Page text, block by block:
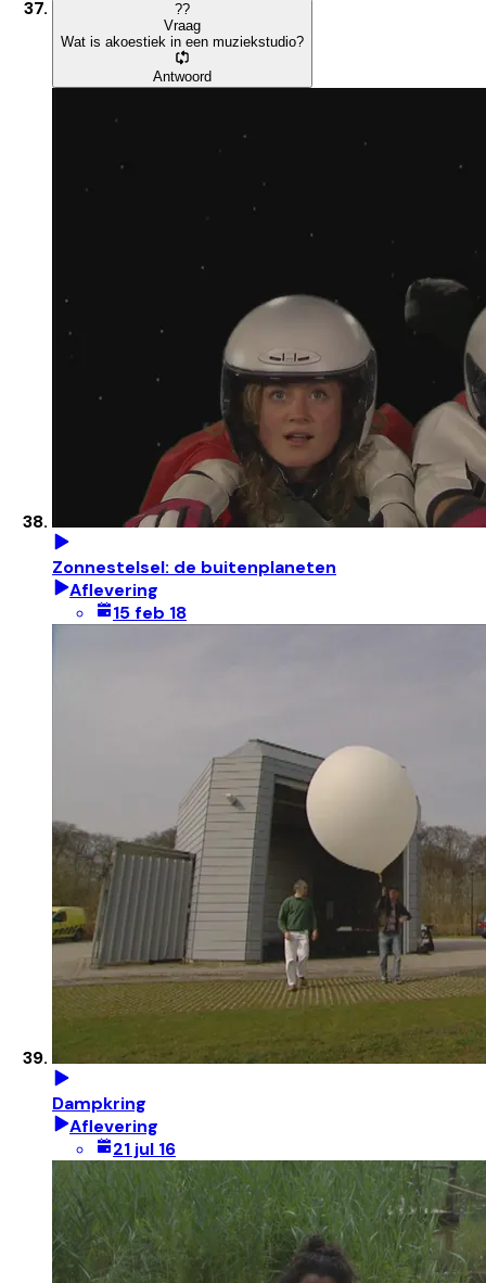
??
Vraag
Wat is akoestiek in een muziekstudio?
Antwoord
Zonnestelsel: de buitenplaneten
Aflevering
15 feb 18
Dampkring
Aflevering
21 jul 16